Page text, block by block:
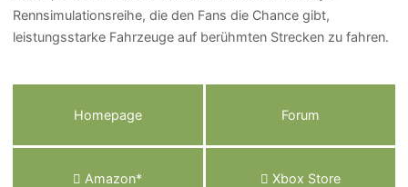
Rennsimulationsreihe, die den Fans die Chance gibt,
leistungsstarke Fahrzeuge auf berühmten Strecken zu fahren.
Homepage Forum
Amazon* Xbox Store